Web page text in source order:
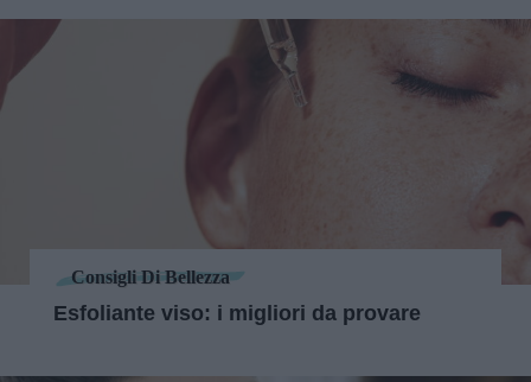
Consigli Di Bellezza
Esfoliante viso: i migliori da provare